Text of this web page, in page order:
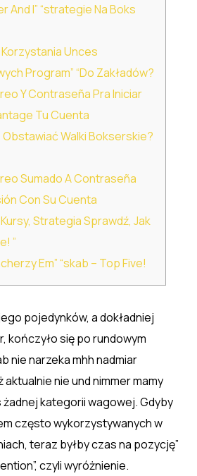
And I” “strategie Na Boks
Unces
Program” “Do Zakładów?
Y Contraseña Pra Iniciar
Tu Cuenta
Walki Bokserskie?
Sumado A Contraseña
Con Su Cuenta
Strategia Sprawdź, Jak
”
Em” “skab – Top Five!
pojedynków, a dokładniej
kończyło się po rundowym
nie narzeka mhh nadmiar
nie und nimmer mamy
kategorii wagowej. Gdyby
często wykorzystywanych w
teraz byłby czas na pozycję”
czyli wyróżnienie.